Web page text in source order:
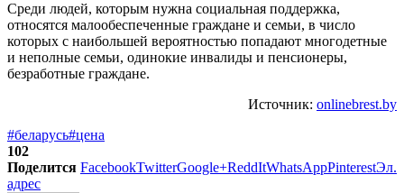
Среди людей, которым нужна социальная поддержка,
относятся малообеспеченные граждане и семьи, в число
которых с наибольшей вероятностью попадают многодетные
и неполные семьи, одинокие инвалиды и пенсионеры,
безработные граждане.
Источник: onlinebrest.by
#беларусь#цена
102
Поделится FacebookTwitterGoogle+ReddItWhatsAppPinterestЭл.
адрес